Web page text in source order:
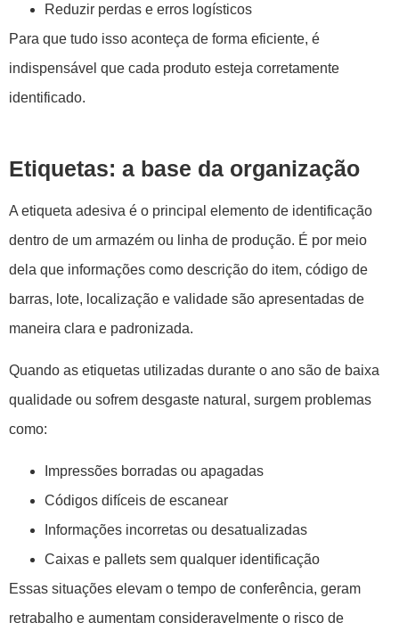
Reduzir perdas e erros logísticos
Para que tudo isso aconteça de forma eficiente, é
indispensável que cada produto esteja corretamente
identificado.
Etiquetas: a base da organização
A etiqueta adesiva é o principal elemento de identificação
dentro de um armazém ou linha de produção. É por meio
dela que informações como descrição do item, código de
barras, lote, localização e validade são apresentadas de
maneira clara e padronizada.
Quando as etiquetas utilizadas durante o ano são de baixa
qualidade ou sofrem desgaste natural, surgem problemas
como:
Impressões borradas ou apagadas
Códigos difíceis de escanear
Informações incorretas ou desatualizadas
Caixas e pallets sem qualquer identificação
Essas situações elevam o tempo de conferência, geram
retrabalho e aumentam consideravelmente o risco de